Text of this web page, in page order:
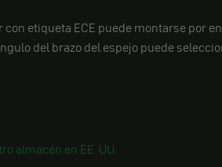
etiqueta ECE puede montarse por
del brazo del espejo puede
almacén en EE. UU.